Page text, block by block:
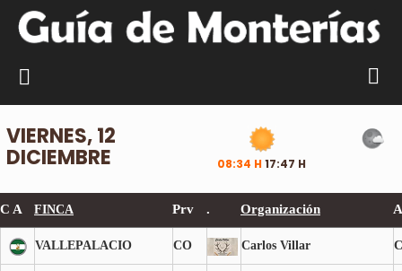
VIERNES, 12
DICIEMBRE 08:34 H17:47 H
C A FINCA Prv . Organización
VALLEPALACIO CO Carlos Villar C